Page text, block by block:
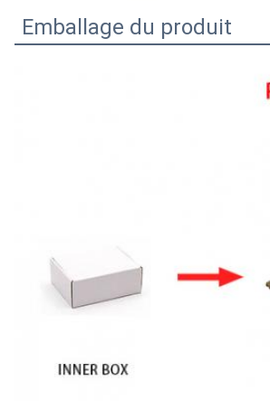
Emballage du produit